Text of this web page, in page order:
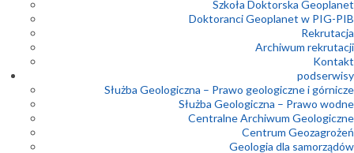
Szkoła Doktorska Geoplanet
Doktoranci Geoplanet w PIG-PIB
Rekrutacja
Archiwum rekrutacji
Kontakt
podserwisy
Służba Geologiczna – Prawo geologiczne i górnicze
Służba Geologiczna – Prawo wodne
Centralne Archiwum Geologiczne
Centrum Geozagrożeń
Geologia dla samorządów